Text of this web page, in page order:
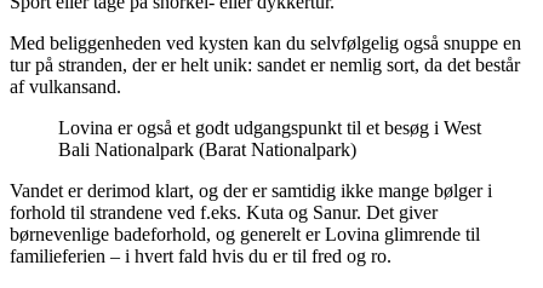
Med beliggenheden ved kysten kan du selvfølgelig også snuppe en
tur på stranden, der er helt unik: sandet er nemlig sort, da det består
af vulkansand.
Lovina er også et godt udgangspunkt til et besøg i West
Bali Nationalpark (Barat Nationalpark)
Vandet er derimod klart, og der er samtidig ikke mange bølger i
forhold til strandene ved f.eks. Kuta og Sanur. Det giver
børnevenlige badeforhold, og generelt er Lovina glimrende til
familieferien – i hvert fald hvis du er til fred og ro.